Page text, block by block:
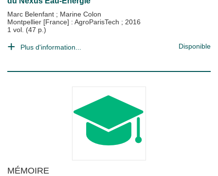
Marc Belenfant ; Marine Colon
Montpellier [France] : AgroParisTech ; 2016
1 vol. (47 p.)
Plus d'information... Disponible
MÉMOIRE